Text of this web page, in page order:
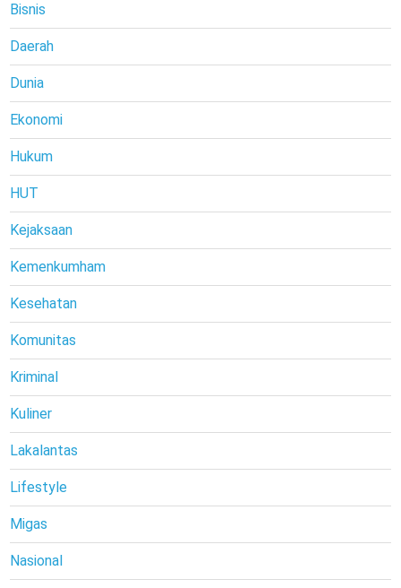
Bisnis
Daerah
Dunia
Ekonomi
Hukum
HUT
Kejaksaan
Kemenkumham
Kesehatan
Komunitas
Kriminal
Kuliner
Lakalantas
Lifestyle
Migas
Nasional